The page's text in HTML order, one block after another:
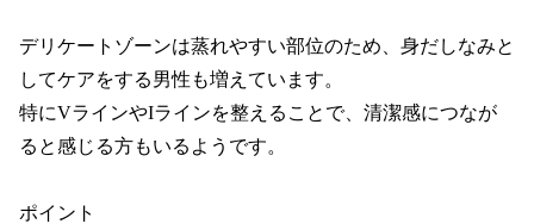
デリケートゾーンは蒸れやすい部位のため、身だしなみと
してケアをする男性も増えています。
特にVラインやIラインを整えることで、清潔感につなが
ると感じる方もいるようです。
ポイント